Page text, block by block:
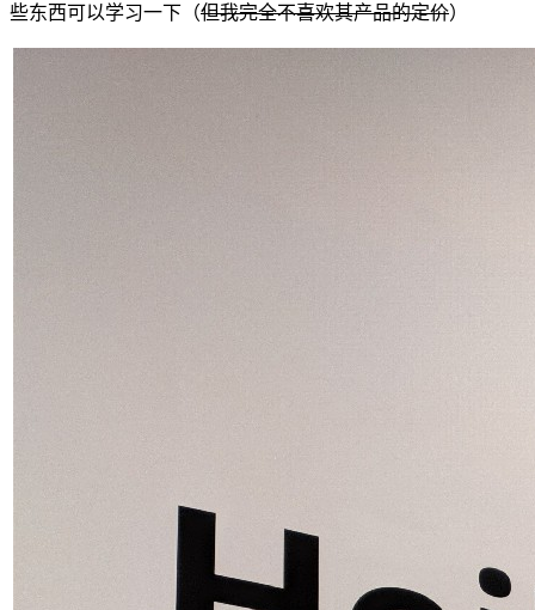
些东西可以学习一下（但我完全不喜欢其产品的定价）